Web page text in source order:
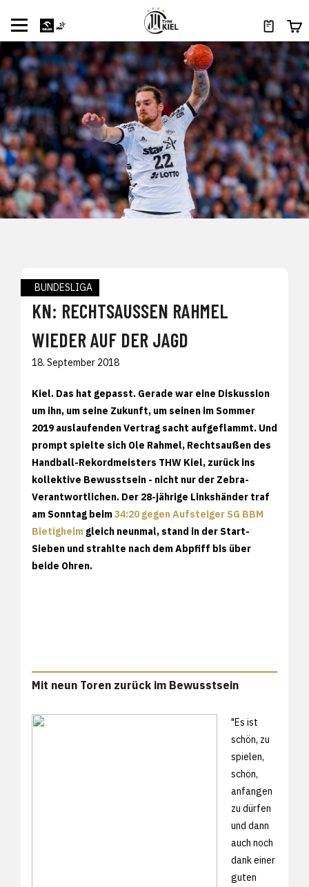
BUNDESLIGA
KN: RECHTSAUSSEN RAHMEL W
IEDER AUF DER JAGD
18. September 2018
Kiel. Das hat gepasst. Gerade war eine Diskussion
um ihn, um seine Zukunft, um seinen im Sommer
2019 auslaufenden Vertrag sacht aufgeflammt. Und
prompt spielte sich Ole Rahmel, Rechtsaußen des
Handball-Rekordmeisters THW Kiel, zurück ins
kollektive Bewusstsein - nicht nur der Zebra-
Verantwortlichen. Der 28-jährige Linkshänder traf
am Sonntag beim34:20 gegen Aufsteiger SG BBM
Bietigheim gleich neunmal, stand in der Start-
Sieben und strahlte nach dem Abpfiff bis über
beide Ohren.
Mit neun Toren zurück im Bewusstsein
"Es ist
schön, zu
spielen,
schön,
anfangen
zu dürfen
und dann
auch noch
dank einer
guten